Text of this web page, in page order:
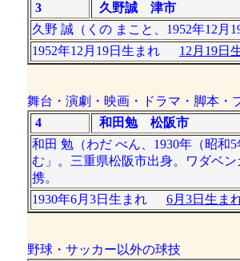
3
久野誠 津市
久野 誠（くの まこと、1952年12月
1952年12月19日生まれ 12月19日
舞台・演劇・映画・ドラマ・脚本・
4
和田勉 松阪市
和田 勉（わだ べん、1930年（昭和
む」。三重県松阪市出身。ワダベ
携。
1930年6月3日生まれ 6月3日生ま
野球・サッカー以外の球技